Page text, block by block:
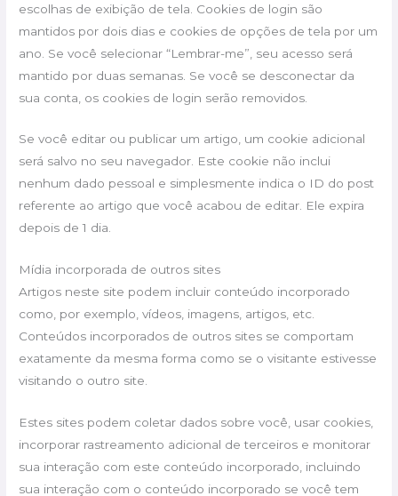
escolhas de exibição de tela. Cookies de login são
mantidos por dois dias e cookies de opções de tela por um
ano. Se você selecionar “Lembrar-me”, seu acesso será
mantido por duas semanas. Se você se desconectar da
sua conta, os cookies de login serão removidos.
Se você editar ou publicar um artigo, um cookie adicional
será salvo no seu navegador. Este cookie não inclui
nenhum dado pessoal e simplesmente indica o ID do post
referente ao artigo que você acabou de editar. Ele expira
depois de 1 dia.
Mídia incorporada de outros sites
Artigos neste site podem incluir conteúdo incorporado
como, por exemplo, vídeos, imagens, artigos, etc.
Conteúdos incorporados de outros sites se comportam
exatamente da mesma forma como se o visitante estivesse
visitando o outro site.
Estes sites podem coletar dados sobre você, usar cookies,
incorporar rastreamento adicional de terceiros e monitorar
sua interação com este conteúdo incorporado, incluindo
sua interação com o conteúdo incorporado se você tem